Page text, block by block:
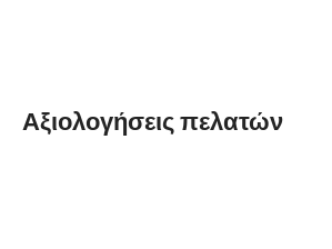
Αξιολογήσεις πελατών